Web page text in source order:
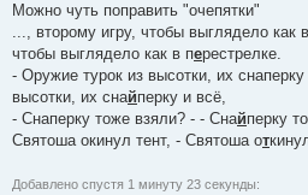
Можно чуть поправить "очепятки"
..., второму игру, чтобы выглядело как
чтобы выглядело как в перестрелке.
- Оружие турок из высотки, их
высотки, их снайперку и всё,
- Снаперку тоже взяли? - - Снайперку
Святоша окинул тент, - Святоша от
Добавлено спустя 1 минуту 23 секунды: